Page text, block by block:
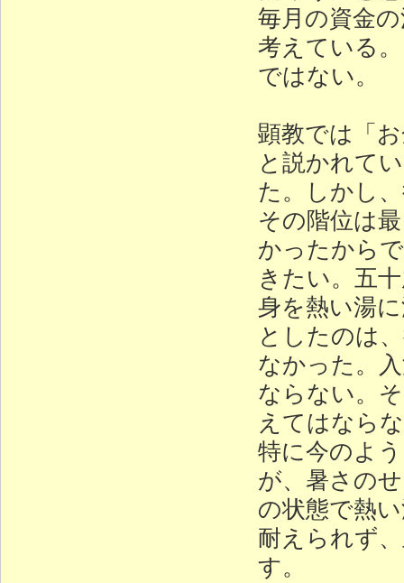
毎月の資金
考えている
ではない。
顕教では「
と説かれて
た。しかし
その階位は
かったから
きたい。五
身を熱い湯
としたのは
なかった。
ならない。
えてはなら
特に今のよ
が、暑さの
の状態で熱
耐えられず
す。